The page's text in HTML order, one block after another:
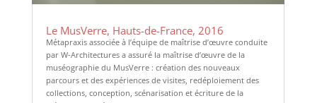
Le MusVerre, Hauts-de-France, 2016
Métapraxis associée à l’équipe de maîtrise d’œuvre conduite
par W-Architectures a assuré la maîtrise d’œuvre de la
muséographie du MusVerre : création des nouveaux
parcours et des expériences de visites, redéploiement des
collections, conception, scénarisation et écriture de la